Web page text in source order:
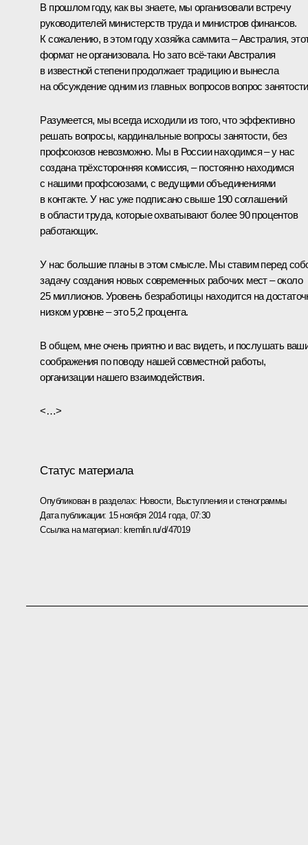
В прошлом году, как вы знаете, мы организовали встречу
руководителей министерств труда и министров финансов.
К сожалению, в этом году хозяйка саммита – Австралия,
формат не организовала. Но зато всё‑таки Австралия
в известной степени продолжает традицию и вынесла
на обсуждение одним из главных вопросов вопрос
Разумеется, мы всегда исходили из того, что эффективно
решать вопросы, кардинальные вопросы занятости, без
профсоюзов невозможно. Мы в России находимся – у нас
создана трёхсторонняя комиссия, – постоянно находимся
с нашими профсоюзами, с ведущими объединениями
в контакте. У нас уже подписано свыше 190 соглашений
в области труда, которые охватывают более 90 процентов
работающих.
У нас большие планы в этом смысле. Мы ставим перед
задачу создания новых современных рабочих мест – около
25 миллионов. Уровень безработицы находится на
низком уровне – это 5,2 процента.
В общем, мне очень приятно и вас видеть, и послушать
соображения по поводу нашей совместной работы,
организации нашего взаимодействия.
<…>
Статус материала
Опубликован в разделах: Новости, Выступления и стенограммы
Дата публикации: 15 ноября 2014 года, 07:30
Ссылка на материал: kremlin.ru/d/47019